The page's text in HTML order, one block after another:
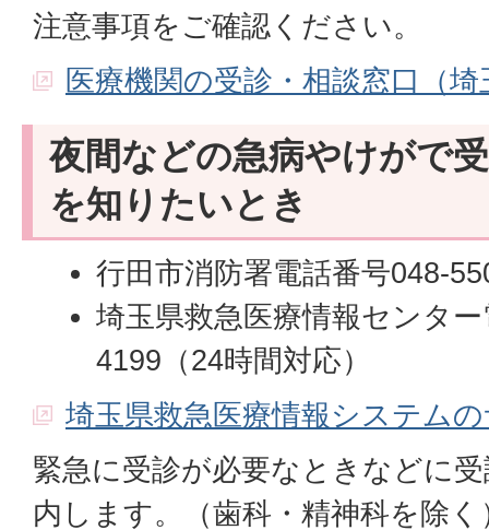
注意事項をご確認ください。
医療機関の受診・相談窓口（
夜間などの急病やけがで
を知りたいとき
行田市消防署電話番号048-
埼玉県救急医療情報センタ
4199（24時間対応）
埼玉県救急医療情報システム
緊急に受診が必要なときなどに
内します。（歯科・精神科を除く